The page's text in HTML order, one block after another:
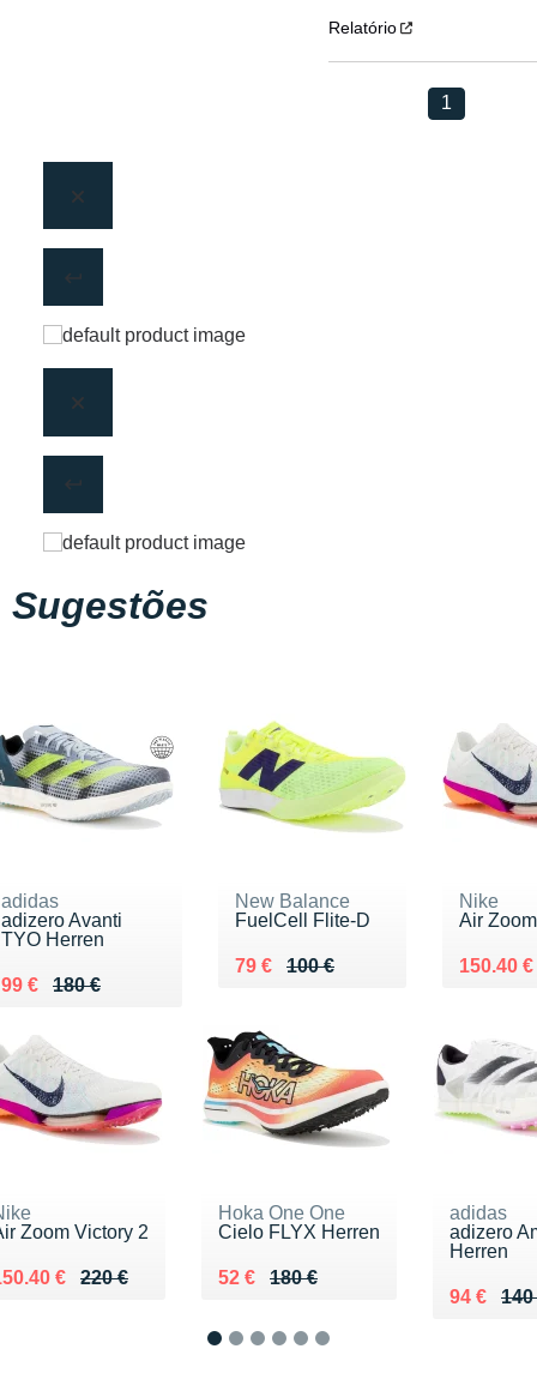
Relatório
1
Sugestões
adidas
adizero Avanti
TYO Herren
180 €
Au lieu de 180 €
99 €
Vendu 99 €
New Balance
FuelCell Flite-D
100 €
Au lieu de 100 €
79 €
Vendu 79 €
Nike
Air
Au lieu
150.40 €
Vendu
Zoom Victory 2
220 €
lieu de 220 €
€
150.40 €
Hoka One One
Cielo FLYX Herren
180 €
Au lieu de 180 €
52 €
Vendu 52 €
adidas
adizero
Herren
140
Au lieu
94 €
Vendu 94